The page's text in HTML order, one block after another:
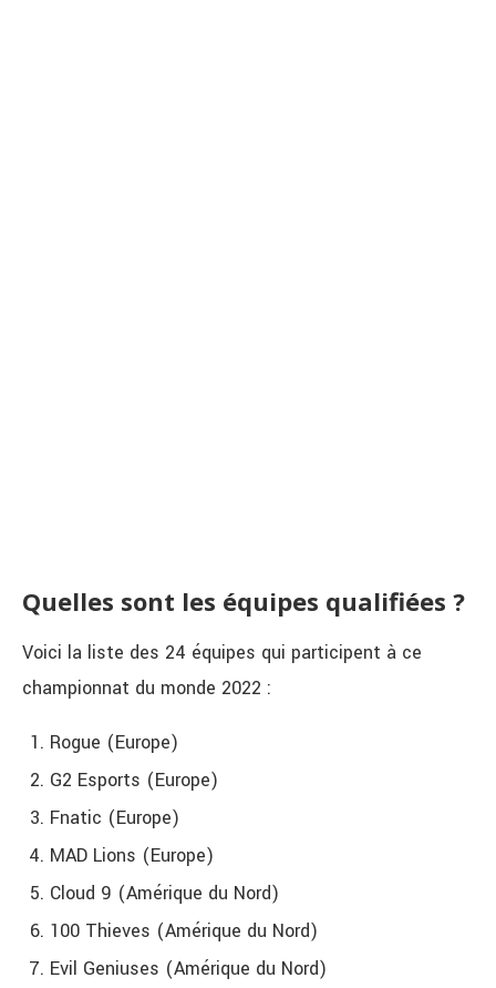
Quelles sont les équipes qualifiées ?
Voici la liste des 24 équipes qui participent à ce
championnat du monde 2022 :
Rogue (Europe)
G2 Esports (Europe)
Fnatic (Europe)
MAD Lions (Europe)
Cloud 9 (Amérique du Nord)
100 Thieves (Amérique du Nord)
Evil Geniuses (Amérique du Nord)